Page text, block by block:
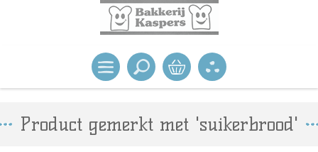
Product gemerkt met 'suikerbrood'